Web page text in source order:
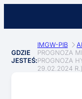
GDZIE
JESTEŚ:
IMGW-PIB
PROGNOZA
PROGNOZA
29.02.2024 R.)